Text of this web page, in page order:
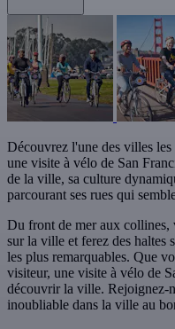
Découvrez l'une des villes
une visite à vélo de San
de la ville, sa culture
parcourant ses rues qui
Du front de mer aux collines,
sur la ville et ferez des haltes
les plus remarquables. Que
visiteur, une visite à vélo de
découvrir la ville. Rejoignez-
inoubliable dans la ville au